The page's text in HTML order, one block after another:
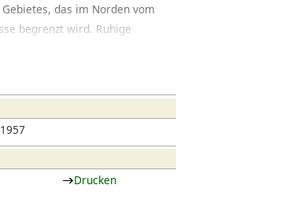
das im Norden vom
begrenzt wird. Ruhige
nicht zu Fuß zurücklegen
Drucken